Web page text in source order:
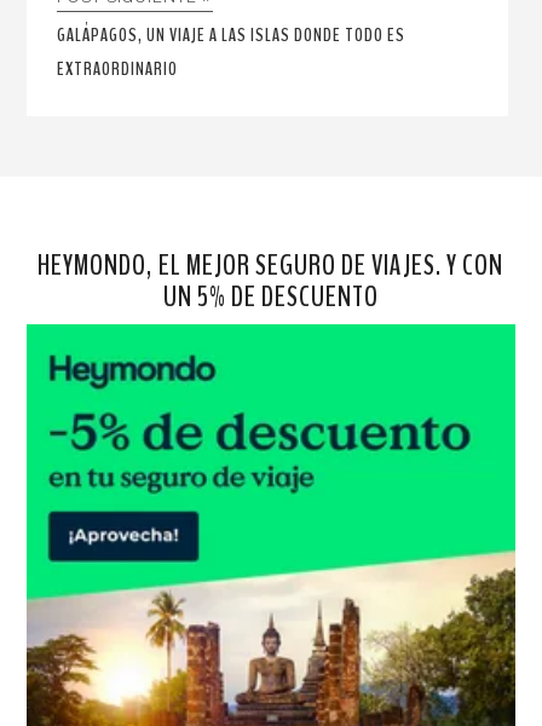
GALÁPAGOS, UN VIAJE A LAS ISLAS DONDE TODO ES
EXTRAORDINARIO
HEYMONDO, EL MEJOR SEGURO DE VIAJES. Y CON
UN 5% DE DESCUENTO